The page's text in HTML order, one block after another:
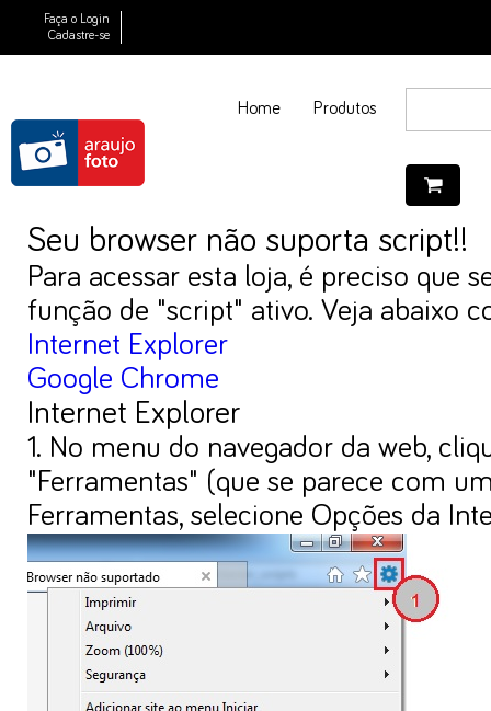
Faça o Login
Cadastre-se
Home Produtos
Seu browser não suporta script!!
Para acessar esta loja, é preciso que
função de "script" ativo. Veja abaixo
Internet Explorer
Google Chrome
Internet Explorer
1. No menu do navegador da web,
"Ferramentas" (que se parece com
Ferramentas, selecione Opções da